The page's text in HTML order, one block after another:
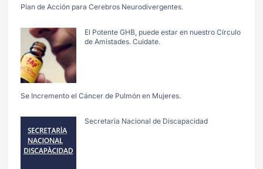
Plan de Acción para Cerebros Neurodivergentes.
El Potente GHB, puede estar en nuestro Círculo
de Amistades. Cuidate.
Se Incremento el Cáncer de Pulmón en Mujeres.
Secretarìa Nacional de Discapacidad